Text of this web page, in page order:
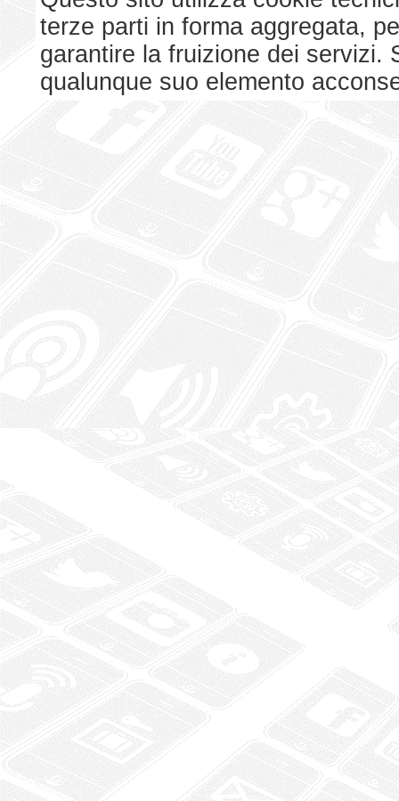
terze parti in forma aggregata,
garantire la fruizione dei servizi.
qualunque suo elemento